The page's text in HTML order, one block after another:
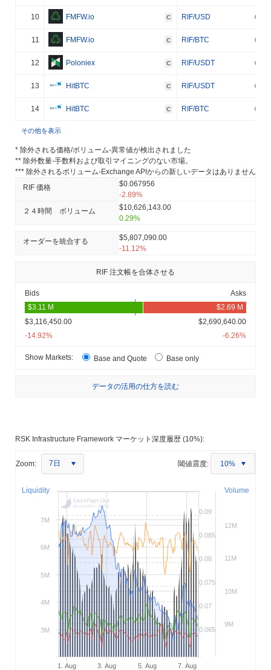
10 FMFW.io C RIF/USD
11 FMFW.io C RIF/BTC
12 Poloniex C RIF/USDT
13 HitBTC C RIF/USDT
14 HitBTC C RIF/BTC
その他を表示
* 除外される価格/ボリューム-異常値が検出されました
** 除外数量-手数料および取引マイニングのない市場。
*** 除外されるボリューム-Exchange APIからの新しいデータはありません
RIF 価格
$0.067956
-2.89%
２４時間 ボリューム
$10,626,143.00
0.29%
オーダーを統合する
$5,807,090.00
-11.12%
RIF 注文帳を合体させる
Bids Asks
$3,116,450.00
$2,690,640.00
-14.92%
-6.26%
Show Markets: Base and Quote Base only
データの活用の仕方を読む
RSK Infrastructure Framework マーケット深度履歴 (10%):
Zoom: 7日 閾値震度: 10%
Volume
Liquidity
1. Aug 3. Aug 5. Aug 7. Aug
0.065
0.07
0.075
0.08
0.085
0.09
9M
10M
11M
12M
3M
4M
5M
6M
7M